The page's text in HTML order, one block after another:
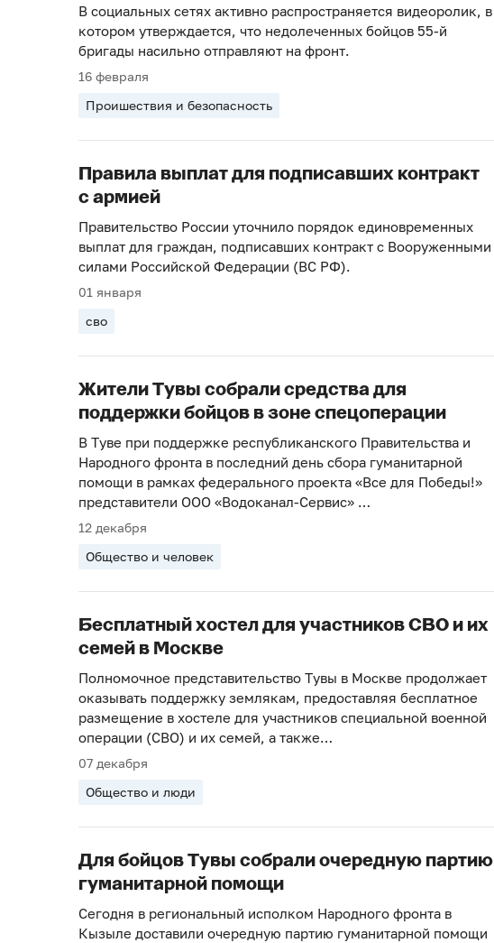
В социальных сетях активно распространяется видеоролик, в
котором утверждается, что недолеченных бойцов 55-й
бригады насильно отправляют на фронт.
16 февраля
Проишествия и безопасность
Правила выплат для подписавших контракт
с армией
Правительство России уточнило порядок единовременных
выплат для граждан, подписавших контракт с Вооруженными
силами Российской Федерации (ВС РФ).
01 января
сво
Жители Тувы собрали средства для
поддержки бойцов в зоне спецоперации
В Туве при поддержке республиканского Правительства и
Народного фронта в последний день сбора гуманитарной
помощи в рамках федерального проекта «Все для Победы!»
представители ООО «Водоканал-Сервис» …
12 декабря
Общество и человек
Бесплатный хостел для участников СВО и их
семей в Москве
Полномочное представительство Тувы в Москве продолжает
оказывать поддержку землякам, предоставляя бесплатное
размещение в хостеле для участников специальной военной
операции (СВО) и их семей, а также…
07 декабря
Общество и люди
Для бойцов Тувы собрали очередную партию
гуманитарной помощи
Сегодня в региональный исполком Народного фронта в
Кызыле доставили очередную партию гуманитарной помощи